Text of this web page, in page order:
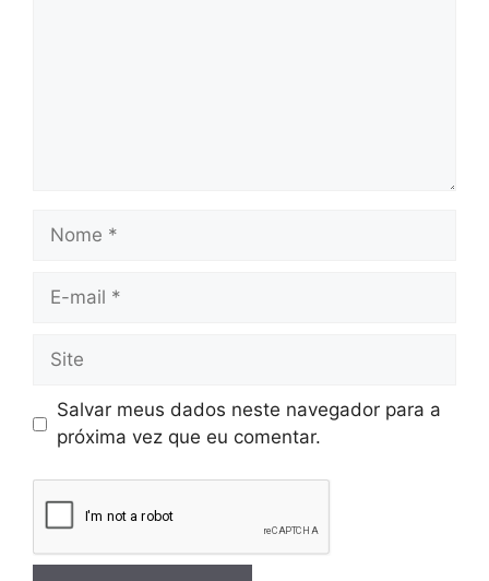
Salvar meus dados neste navegador para a
próxima vez que eu comentar.